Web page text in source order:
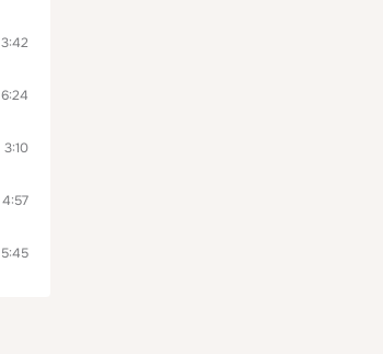
3:42
6:24
3:10
4:57
5:45